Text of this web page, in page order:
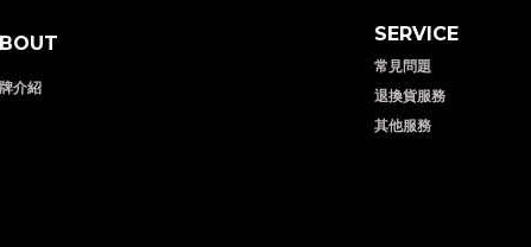
介紹
SERVICE
常見問題
退換貨服務
其他服務